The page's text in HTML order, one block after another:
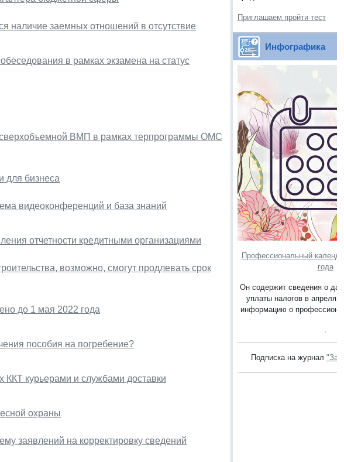
наличие заемных отношений в отсутствие
в рамках экзамена на статус
ВМП в рамках терпрограммы ОМС
для бизнеса
видеоконференций и база знаний
отчетности кредитными организациями
возможно, смогут продлевать срок
до 1 мая 2022 года
пособия на погребение?
ККТ курьерами и службами доставки
охраны
заявлений на корректировку сведений
Приглашаем пройти тест
Инфографика
Профессиональный
года
Он содержит сведения о
уплаты налогов в апреля
информацию о
Подписка на журнал